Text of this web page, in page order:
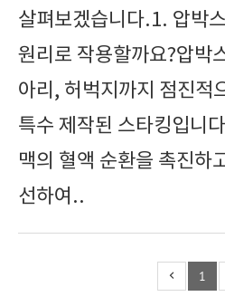
살펴보겠습니다.1. 압박
원리로 작용할까요?압박
아리, 허벅지까지 점진적
특수 제작된 스타킹입니
맥의 혈액 순환을 촉진하
선하여..
1